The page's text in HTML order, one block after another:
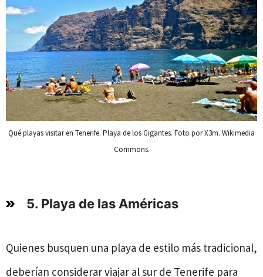
Qué playas visitar en Tenerife. Playa de los Gigantes. Foto por X3m. Wikimedia
Commons.
5. Playa de las Américas
Quienes busquen una playa de estilo más tradicional,
deberían considerar viajar al sur de Tenerife para